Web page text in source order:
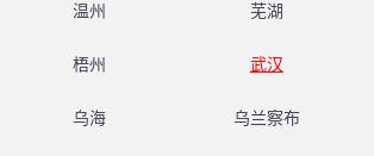
温州 芜湖
梧州 武汉
乌海 乌兰察布